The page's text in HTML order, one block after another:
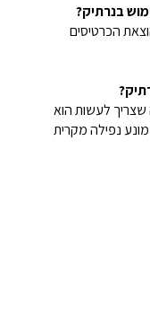
בנרתיק?
הכרטיסים
שצריך לעשות הוא
נפילה מקרית